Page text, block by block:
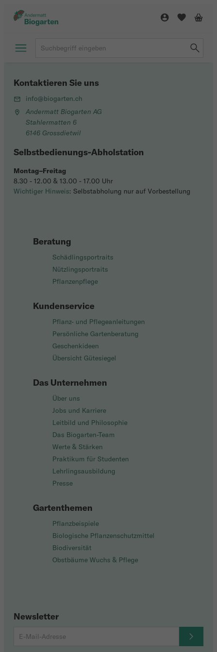
Beratung
Schädlingsportraits
Nützlingsportraits
Pflanzenpflege
Kundenservice
Pflanz- und Pflegeanleitungen
Persönliche Gartenberatung
Geschenkideen
Übersicht Gütesiegel
Das Unternehmen
Über uns
Jobs und Karriere
Leitbild und Philosophie
Das Biogarten-Team
Werte & Stärken
Praktikum für Studenten
Lehrlingsausbildung
Presse
Gartenthemen
Pflanzbeispiele
Biologische Pflanzenschutzmittel
Biodiversität
Obstbäume Wuchs & Pflege
Newsletter
Kontaktieren Sie uns
info@biogarten.ch
Andermatt Biogarten AG
Stahlermatten 6
6146 Grossdietwil
Selbstbedienungs-Abholstation
Montag–Freitag
8.30 - 12.00 & 13.00 - 17.00 Uhr
Wichtiger Hinweis: Selbstabholung nur auf Vorbestellung